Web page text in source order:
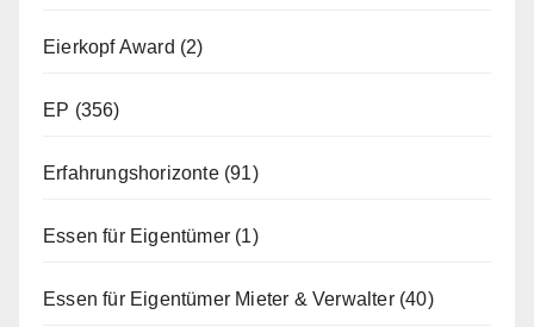
Eierkopf Award (2)
EP (356)
Erfahrungshorizonte(91)
Essen für Eigentümer (1)
Essen für Eigentümer Mieter & Verwalter(40)